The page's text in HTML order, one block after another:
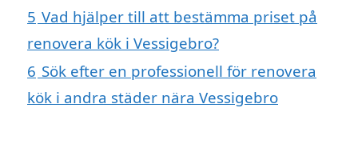
5 Vad hjälper till att bestämma priset på
renovera kök i Vessigebro?
6 Sök efter en professionell för renovera
kök i andra städer nära Vessigebro